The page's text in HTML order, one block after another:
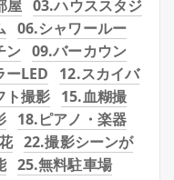
屋 03.ハウススタジ
06.シャワールー
ン 09.バーカウン
ーLED
12.スカイバ
ト撮影 15.血糊撮
18.ピアノ・楽器
22.撮影シーンが
25.無料駐車場